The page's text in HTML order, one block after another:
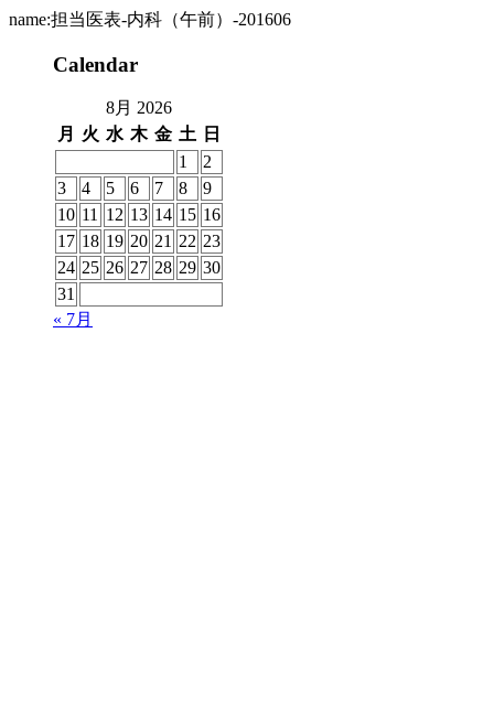
name:担当医表-内科（午前）-201606
Calendar
8月 2026
月
火 水 木 金 土 日
1
2
3
4 5 6 7 8
9
10 11 12 13 14 15 16
17 18 19 20 21 22 23
24 25 26 27 28 29 30
31
« 7月